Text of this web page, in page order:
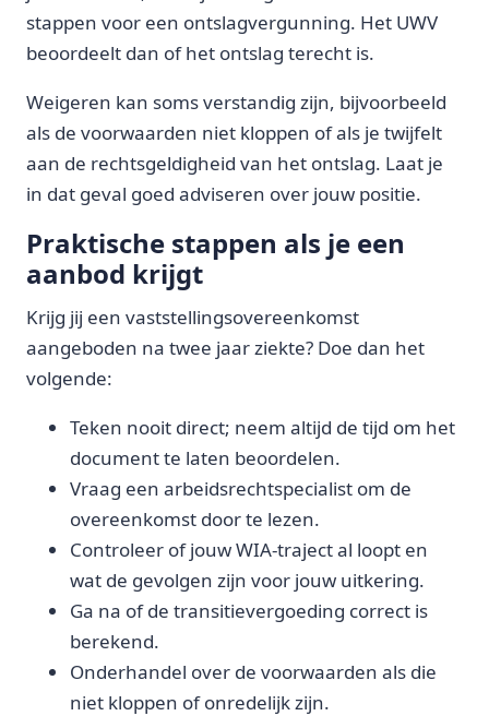
stappen voor een ontslagvergunning. Het UWV
beoordeelt dan of het ontslag terecht is.
Weigeren kan soms verstandig zijn, bijvoorbeeld
als de voorwaarden niet kloppen of als je twijfelt
aan de rechtsgeldigheid van het ontslag. Laat je
in dat geval goed adviseren over jouw positie.
Praktische stappen als je een
aanbod krijgt
Krijg jij een vaststellingsovereenkomst
aangeboden na twee jaar ziekte? Doe dan het
volgende:
Teken nooit direct; neem altijd de tijd om het
document te laten beoordelen.
Vraag een arbeidsrechtspecialist om de
overeenkomst door te lezen.
Controleer of jouw WIA-traject al loopt en
wat de gevolgen zijn voor jouw uitkering.
Ga na of de transitievergoeding correct is
berekend.
Onderhandel over de voorwaarden als die
niet kloppen of onredelijk zijn.